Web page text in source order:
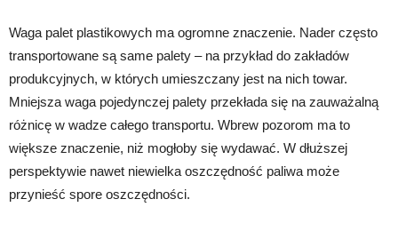
Waga palet plastikowych ma ogromne znaczenie. Nader często
transportowane są same palety – na przykład do zakładów
produkcyjnych, w których umieszczany jest na nich towar.
Mniejsza waga pojedynczej palety przekłada się na zauważalną
różnicę w wadze całego transportu. Wbrew pozorom ma to
większe znaczenie, niż mogłoby się wydawać. W dłuższej
perspektywie nawet niewielka oszczędność paliwa może
przynieść spore oszczędności.